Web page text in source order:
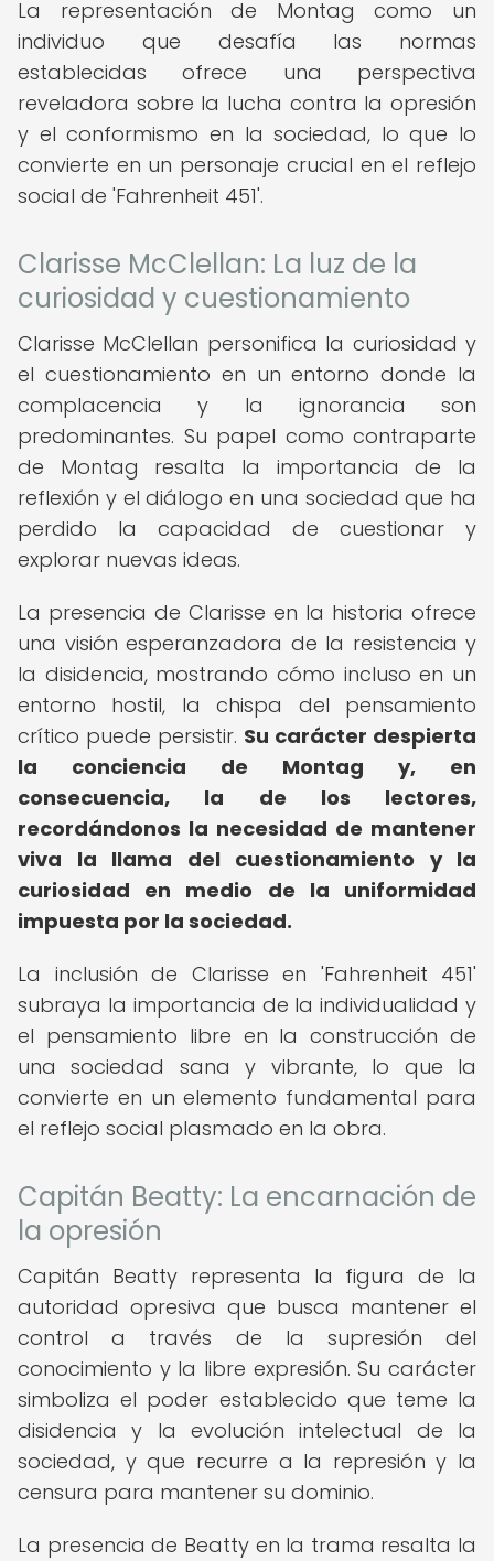
La representación de Montag como un
individuo que desafía las normas
establecidas ofrece una perspectiva
reveladora sobre la lucha contra la opresión
y el conformismo en la sociedad, lo que lo
convierte en un personaje crucial en el reflejo
social de 'Fahrenheit 451'.
Clarisse McClellan: La luz de la
curiosidad y cuestionamiento
Clarisse McClellan personifica la curiosidad y
el cuestionamiento en un entorno donde la
complacencia y la ignorancia son
predominantes. Su papel como contraparte
de Montag resalta la importancia de la
reflexión y el diálogo en una sociedad que ha
perdido la capacidad de cuestionar y
explorar nuevas ideas.
La presencia de Clarisse en la historia ofrece
una visión esperanzadora de la resistencia y
la disidencia, mostrando cómo incluso en un
entorno hostil, la chispa del pensamiento
crítico puede persistir. Su carácter despierta
la conciencia de Montag y, en
consecuencia, la de los lectores,
recordándonos la necesidad de mantener
viva la llama del cuestionamiento y la
curiosidad en medio de la uniformidad
impuesta por la sociedad.
La inclusión de Clarisse en 'Fahrenheit 451'
subraya la importancia de la individualidad y
el pensamiento libre en la construcción de
una sociedad sana y vibrante, lo que la
convierte en un elemento fundamental para
el reflejo social plasmado en la obra.
Capitán Beatty: La encarnación de
la opresión
Capitán Beatty representa la figura de la
autoridad opresiva que busca mantener el
control a través de la supresión del
conocimiento y la libre expresión. Su carácter
simboliza el poder establecido que teme la
disidencia y la evolución intelectual de la
sociedad, y que recurre a la represión y la
censura para mantener su dominio.
La presencia de Beatty en la trama resalta la